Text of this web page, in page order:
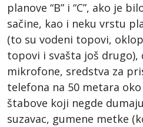
planove “B” i “C”, ako je
sačine, kao i neku vrstu
(to su vodeni topovi,
topovi i svašta još drugo),
mikrofone, sredstva za
telefona na 50 metara
štabove koji negde
suzavac, gumene metke